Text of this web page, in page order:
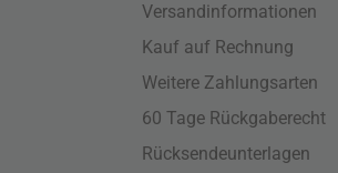
Versandinformationen
Kauf auf Rechnung
Weitere Zahlungsarten
60 Tage Rückgaberecht
Rücksendeunterlagen